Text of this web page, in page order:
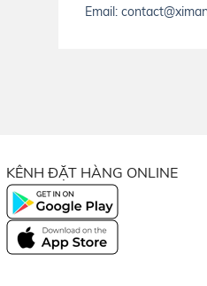
Email:
KÊNH ĐẶT HÀNG ONLINE